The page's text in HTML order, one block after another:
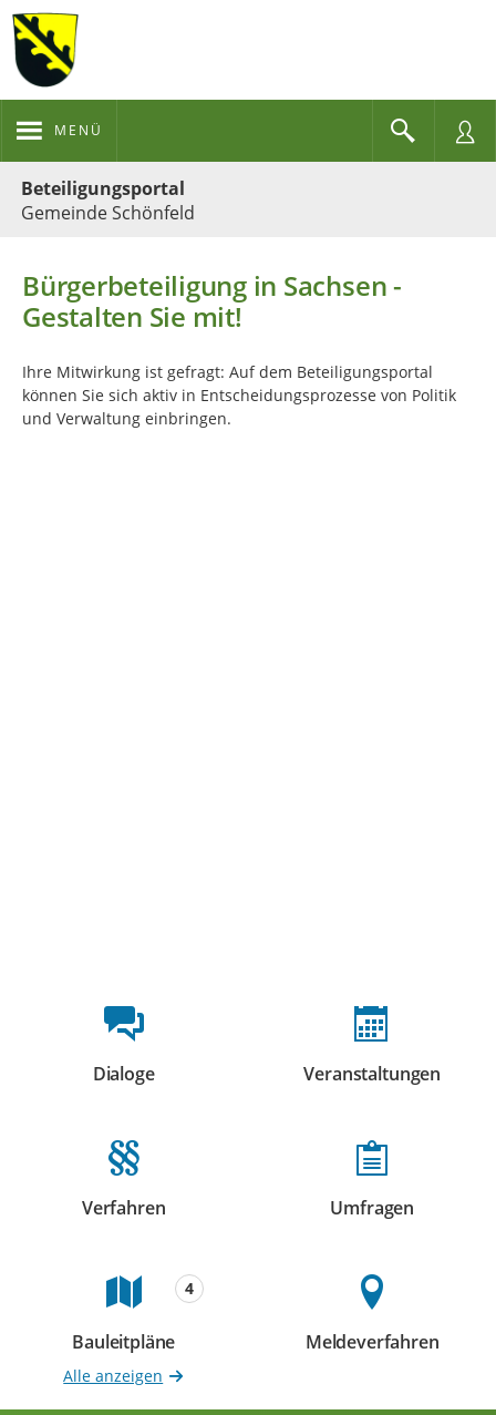
MENÜ
Beteiligungsportal
Gemeinde Schönfeld
Bürgerbeteiligung in Sachsen -
Gestalten Sie mit!
Ihre Mitwirkung ist gefragt: Auf dem Beteiligungsportal
können Sie sich aktiv in Entscheidungsprozesse von Politik
und Verwaltung einbringen.
Beteiligungsformate
Dialoge Veranstaltungen
Verfahren Umfragen
Bauleitpläne
4
Beteiligungen
Alle anzeigen
Meldeverfahren